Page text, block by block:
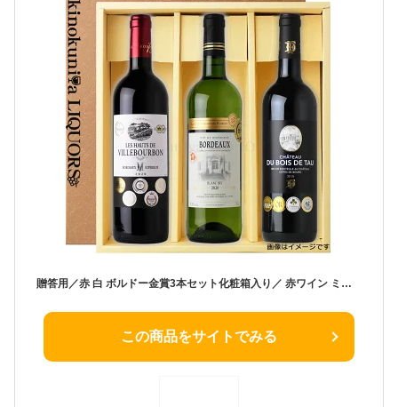
贈答用／赤 白 ボルドー金賞3本セット化粧箱入り／ 赤ワイン ミディアムボディ〜フルボディ＆白ワイン 辛口 各750ml フランス ボルドー AOCボルドー 3本入り ギフト箱入り【送料無料】【ギフト 贈り物】お歳暮 お中元 父の日 母の日 【化粧箱入りセット】
この商品をサイトでみる